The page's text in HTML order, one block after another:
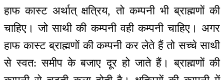
हाफ कास्ट अर्थात् क्षत्रिय, तो कम्पनी भी ब्राह्मणों की
चाहिए। जो साथी की कम्पनी वही कम्पनी चाहिए। अगर
हाफ कास्ट ब्राह्मणों की कम्पनी कर लेते हैं तो सच्चे साथी
से स्वत: समीप के बजाए दूर हो जाते हैं। ब्राह्मणों की